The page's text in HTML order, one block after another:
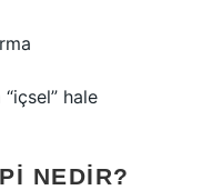
hale
NEDIR?